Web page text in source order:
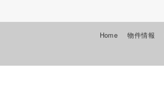
Home 物件情報